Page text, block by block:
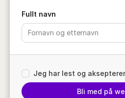
Fullt navn
Jeg har lest og
Bli med på